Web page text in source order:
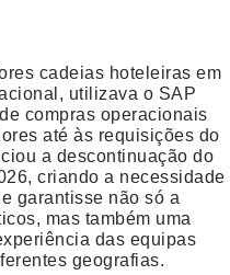
cadeias hoteleiras em
utilizava o SAP
compras operacionais
até às requisições do
a descontinuação do
criando a necessidade
garantisse não só a
mas também uma
das equipas
geografias.